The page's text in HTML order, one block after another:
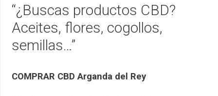
“¿Buscas productos CBD?
Aceites, flores, cogollos,
semillas…”
COMPRAR CBD Arganda del Rey